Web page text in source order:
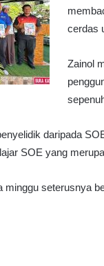
cerdas
Zainol
daripada
SOE yang
seterusnya